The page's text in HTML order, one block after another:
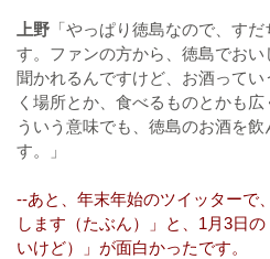
上野 「やっぱり徳島なので、す
す。ファンの方から、徳島でおい
聞かれるんですけど、お酒って
く場所とか、食べるものとかも
ういう意味でも、徳島のお酒を
す。」
--あと、年末年始のツイッターで
します（たぶん）」と、1月3日
いけど）」が面白かったです。